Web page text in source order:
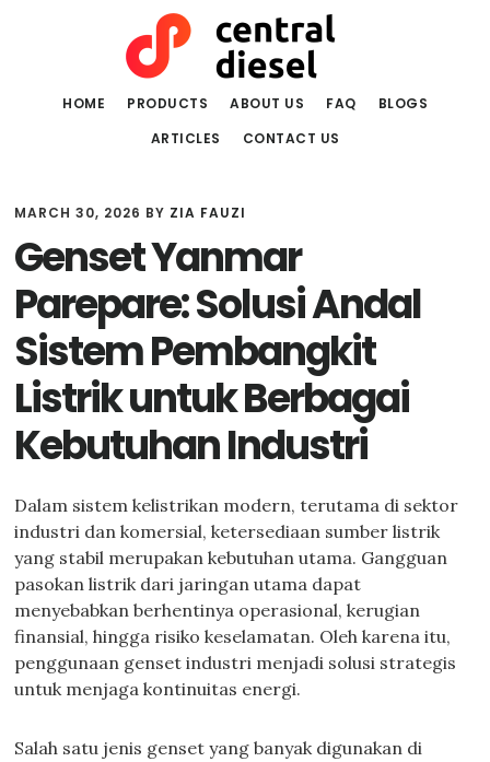
HOME PRODUCTS ABOUT US FAQ
BLOGS
ARTICLES
CONTACT US
MARCH 30, 2026 BY ZIA FAUZI
Genset Yanmar
Parepare: Solusi Andal
Sistem Pembangkit
Listrik untuk Berbagai
Kebutuhan Industri
Dalam sistem kelistrikan modern, terutama di sektor
industri dan komersial, ketersediaan sumber listrik
yang stabil merupakan kebutuhan utama. Gangguan
pasokan listrik dari jaringan utama dapat
menyebabkan berhentinya operasional, kerugian
finansial, hingga risiko keselamatan. Oleh karena itu,
penggunaan genset industri menjadi solusi strategis
untuk menjaga kontinuitas energi.
Salah satu jenis genset yang banyak digunakan di